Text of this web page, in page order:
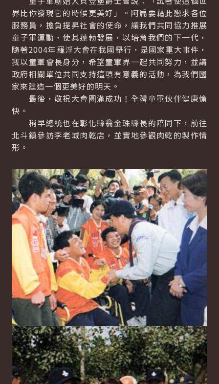
界比你發現它的時候更美好」。阿扁要藉此懇求各位
服務員，擔負提昇社會的使命，讓我們共同協力推展
童子軍運動，使其蓬勃發展，以培育我們的下一代，
隨著2004年羅浮大會在我國舉行，是國家重大事件，
我以童軍會長身分，希望童軍界一起共同努力，並請
政府相關單位共同支持這項有意義的活動，為我們國
家來建造一個更美好的明天。
最後，敬祝大會圓滿成功！全體童軍伙伴健康愉
快。
稍早總統也在彰化縣翁金珠縣長的陪同下，前往
北斗鎮參訪李老城肉乾店，並實地參觀肉乾的製作情
形。